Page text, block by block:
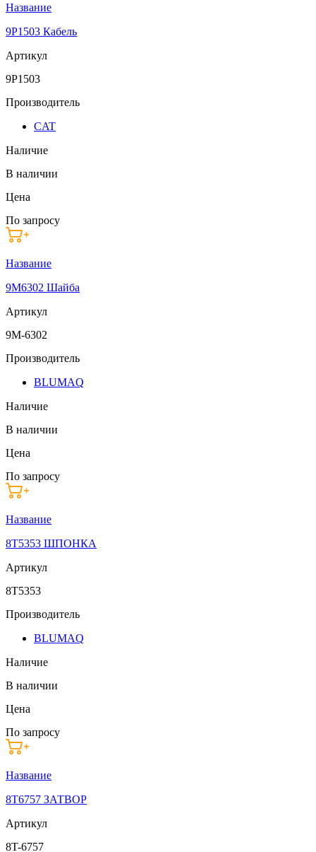
Название
9P1503 Кабель
Артикул
9P1503
Производитель
CAT
Наличие
В наличии
Цена
По запросу
Название
9M6302 Шайба
Артикул
9M-6302
Производитель
BLUMAQ
Наличие
В наличии
Цена
По запросу
Название
8T5353 ШПОНКА
Артикул
8T5353
Производитель
BLUMAQ
Наличие
В наличии
Цена
По запросу
Название
8T6757 ЗАТВОР
Артикул
8T-6757